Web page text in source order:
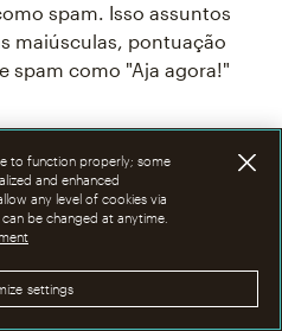
spam. Isso assuntos
maiúsculas, pontuação
spam como "Aja agora!"
e concisos que
do e-mail pode
os
to function properly; some
and enhanced
any level of cookies via
be changed at anytime.
settings